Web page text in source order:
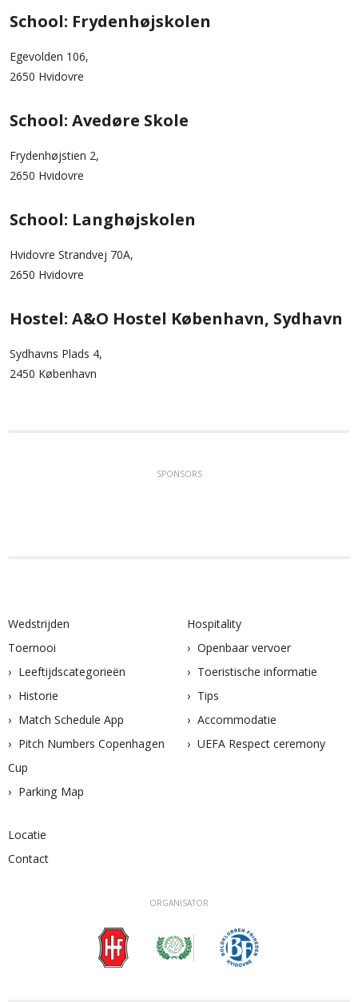
School: Frydenhøjskolen
Egevolden 106,
2650 Hvidovre
School: Avedøre Skole
Frydenhøjstien 2,
2650 Hvidovre
School: Langhøjskolen
Hvidovre Strandvej 70A,
2650 Hvidovre
Hostel: A&O Hostel København, Sydhavn
Sydhavns Plads 4,
2450 København
SPONSORS
Wedstrijden
Toernooi
Leeftijdscategorieën
Historie
Match Schedule App
Pitch Numbers Copenhagen
Cup
Parking Map
Hospitality
Openbaar vervoer
Toeristische informatie
Tips
Accommodatie
UEFA Respect ceremony
Locatie
Contact
ORGANISATOR